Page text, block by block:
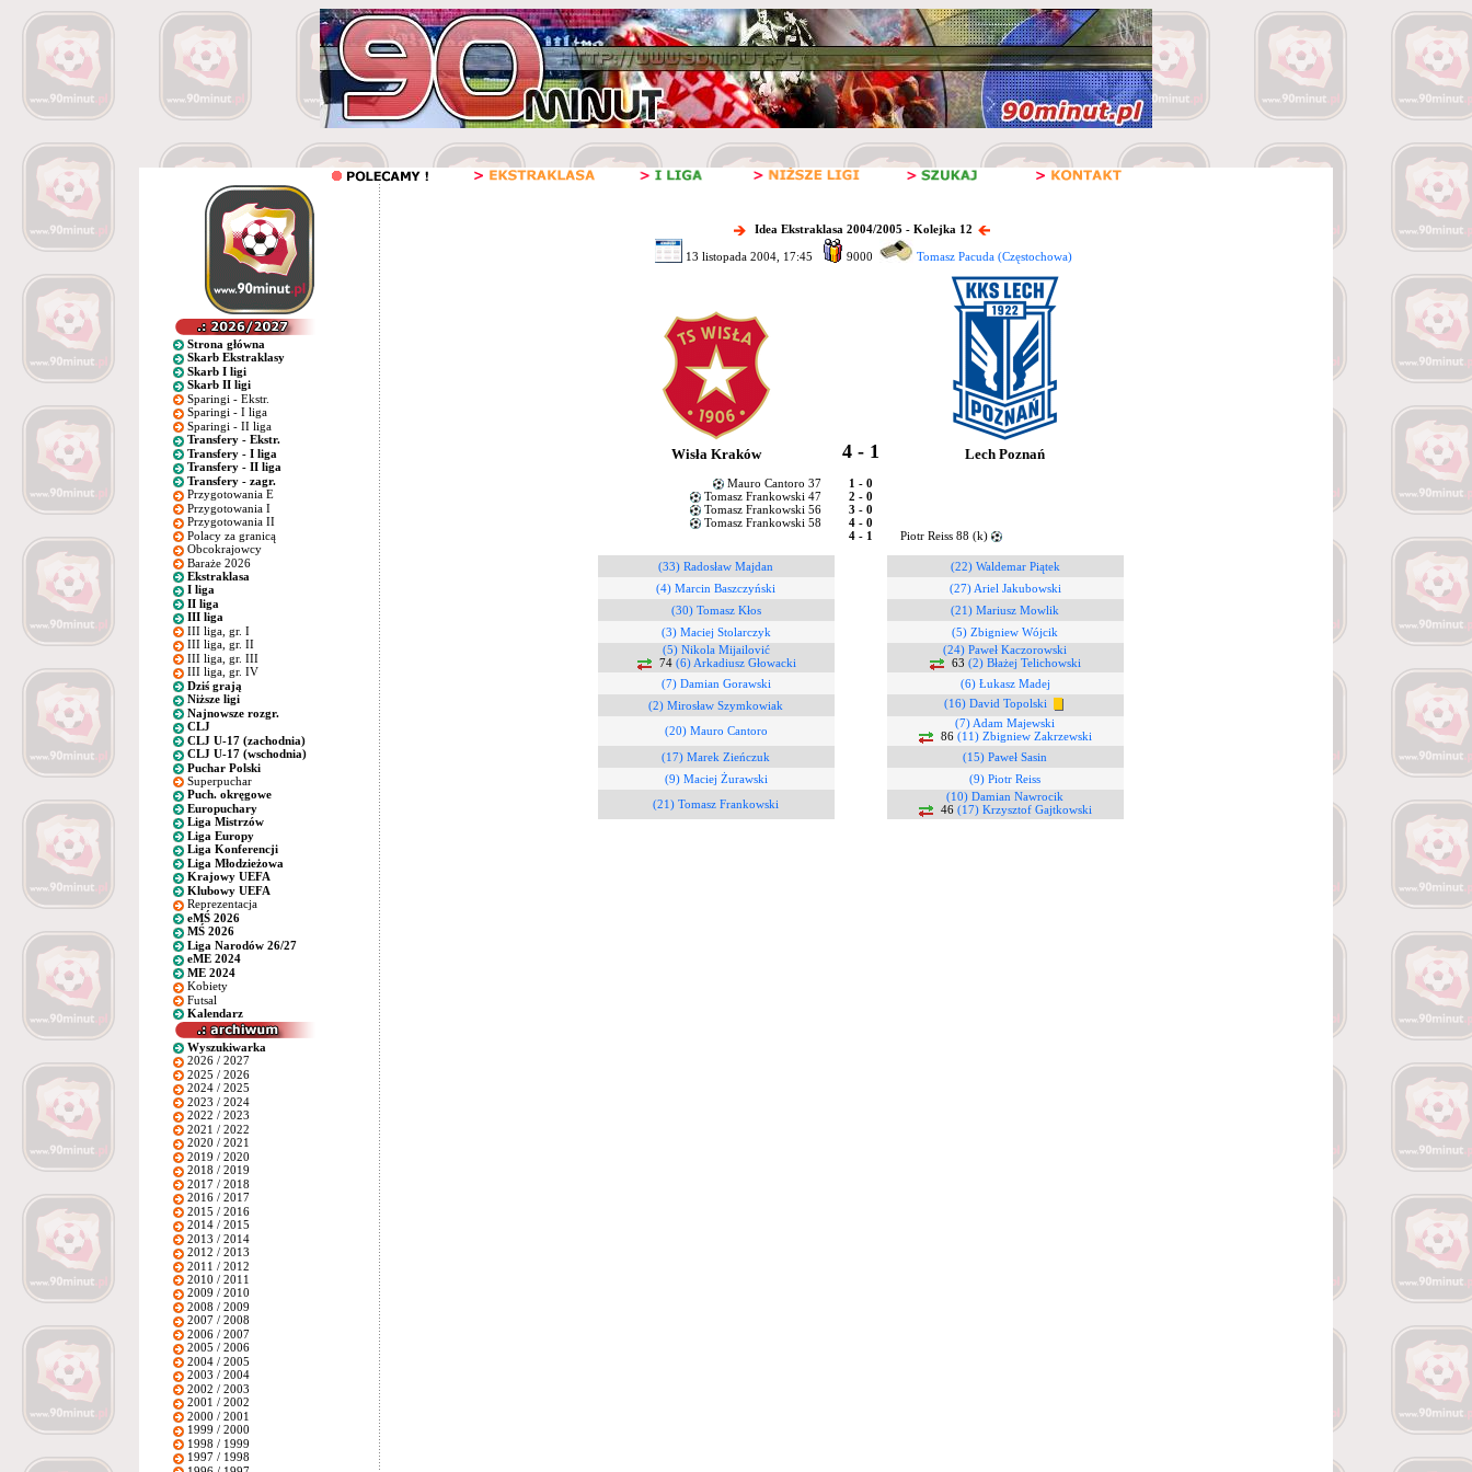
Strona główna
Skarb Ekstraklasy
Skarb I ligi
Skarb II ligi
Sparingi - Ekstr.
Sparingi - I liga
Sparingi - II liga
Transfery - Ekstr.
Transfery - I liga
Transfery - II liga
Transfery - zagr.
Przygotowania E
Przygotowania I
Przygotowania II
Polacy za granicą
Obcokrajowcy
Baraże 2026
Ekstraklasa
I liga
II liga
III liga
III liga, gr. I
III liga, gr. II
III liga, gr. III
III liga, gr. IV
Dziś grają
Niższe ligi
Najnowsze rozgr.
CLJ
CLJ U-17 (zachodnia)
CLJ U-17 (wschodnia)
Puchar Polski
Superpuchar
Puch. okręgowe
Europuchary
Liga Mistrzów
Liga Europy
Liga Konferencji
Liga Młodzieżowa
Krajowy UEFA
Klubowy UEFA
Reprezentacja
eMŚ 2026
MŚ 2026
Liga Narodów 26/27
eME 2024
ME 2024
Kobiety
Futsal
Kalendarz
Wyszukiwarka
2026 / 2027
2025 / 2026
2024 / 2025
2023 / 2024
2022 / 2023
2021 / 2022
2020 / 2021
2019 / 2020
2018 / 2019
2017 / 2018
2016 / 2017
2015 / 2016
2014 / 2015
2013 / 2014
2012 / 2013
2011 / 2012
2010 / 2011
2009 / 2010
2008 / 2009
2007 / 2008
2006 / 2007
2005 / 2006
2004 / 2005
2003 / 2004
2002 / 2003
2001 / 2002
2000 / 2001
1999 / 2000
1998 / 1999
1997 / 1998
Idea Ekstraklasa 2004/2005 - Kolejka 12
13 listopada 2004, 17:45 9000 Tomasz Pacuda (Częstochowa)
Wisła Kraków 4 - 1 Lech Poznań
Mauro Cantoro 37
1 - 0
Tomasz Frankowski 47
2 - 0
Tomasz Frankowski 56
3 - 0
Tomasz Frankowski 58
4 - 0
4 - 1
Piotr Reiss 88 (k)
(33) Radosław Majdan
(22) Waldemar Piątek
(4) Marcin Baszczyński
(27) Ariel Jakubowski
(30) Tomasz Kłos
(21) Mariusz Mowlik
(3) Maciej Stolarczyk
(5) Zbigniew Wójcik
(5) Nikola Mijailović
74 (6) Arkadiusz Głowacki
(24) Paweł Kaczorowski
63 (2) Błażej Telichowski
(7) Damian Gorawski
(6) Łukasz Madej
(2) Mirosław Szymkowiak
(16) David Topolski
(20) Mauro Cantoro
(7) Adam Majewski
86 (11) Zbigniew Zakrzewski
(17) Marek Zieńczuk
(15) Paweł Sasin
(9) Maciej Żurawski
(9) Piotr Reiss
(21) Tomasz Frankowski
(10) Damian Nawrocik
46 (17) Krzysztof Gajtkowski